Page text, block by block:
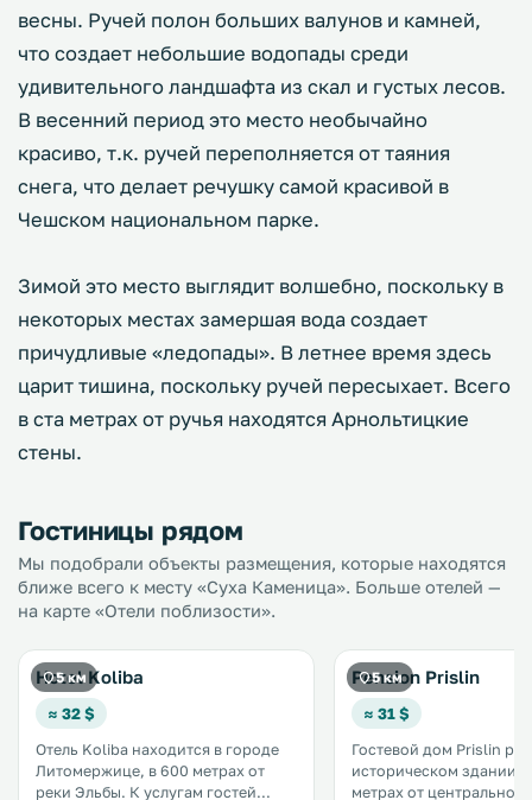
весны. Ручей полон больших валунов и камней,
что создает небольшие водопады среди
удивительного ландшафта из скал и густых лесов.
В весенний период это место необычайно
красиво, т.к. ручей переполняется от таяния
снега, что делает речушку самой красивой в
Чешском национальном парке.
Зимой это место выглядит волшебно, поскольку в
некоторых местах замершая вода создает
причудливые «ледопады». В летнее время здесь
царит тишина, поскольку ручей пересыхает. Всего
в ста метрах от ручья находятся Арнольтицкие
стены.
Гостиницы рядом
Мы подобрали объекты размещения, которые находятся
ближе всего к месту «Суха Каменица». Больше отелей —
на карте «Отели поблизости».
5 км
Hotel Koliba
≈ 32 $
Отель Koliba находится в городе
Литомержице, в 600 метрах от
реки Эльбы. К услугам гостей
5 км
Pension Prislin
≈ 31 $
Гостевой дом Prislin
историческом здании
метрах от центральной